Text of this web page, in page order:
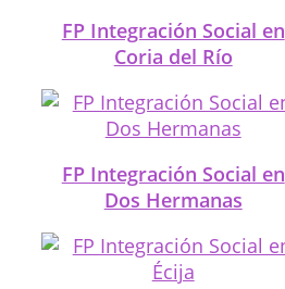
FP Integración Social en
Coria del Río
FP Integración Social en
Dos Hermanas